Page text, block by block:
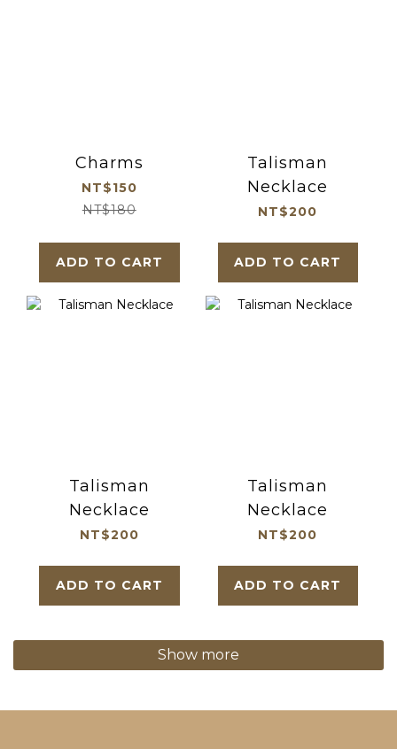
Charms
NT$150
NT$180
ADD TO CART
Talisman
Necklace
NT$200
ADD TO CART
Talisman
Necklace
NT$200
ADD TO CART
Talisman
Necklace
NT$200
ADD TO CART
Show more